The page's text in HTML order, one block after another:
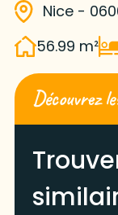
Nice -
56.99 m²
Découvrez